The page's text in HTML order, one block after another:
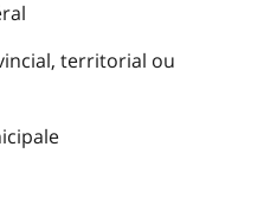
territorial ou